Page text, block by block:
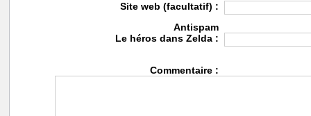
Site web (facultatif) :
Antispam
Le héros dans Zelda :
Commentaire :